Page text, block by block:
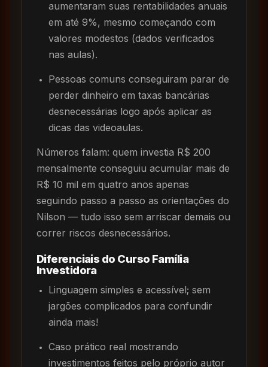
aumentaram suas rentabilidades anuais
em até 9%, mesmo começando com
valores modestos (dados verificados
nas aulas).
Pessoas comuns conseguiram parar de
perder dinheiro em taxas bancárias
desnecessárias logo após aplicar as
dicas das videoaulas.
Números falam: quem investia R$ 200
mensalmente conseguiu acumular mais de
R$ 10 mil em quatro anos apenas
seguindo passo a passo as orientações do
Nilson — tudo isso sem arriscar demais ou
correr riscos desnecessários.
Diferenciais do Curso Família
Investidora
Linguagem simples e acessível; sem
jargões complicados para confundir
ainda mais!
Caso prático real mostrando
investimentos feitos pelo próprio autor